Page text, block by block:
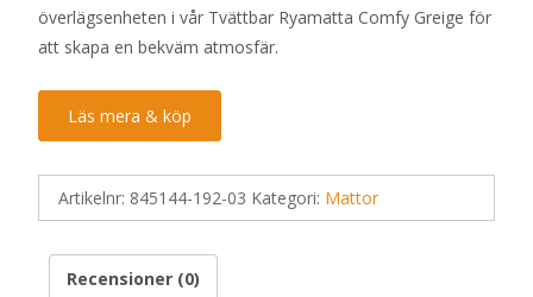
överlägsenheten i vår Tvättbar Ryamatta Comfy Greige för
att skapa en bekväm atmosfär.
Läs mera & köp
Artikelnr: 845144-192-03 Kategori: Mattor
Recensioner (0)